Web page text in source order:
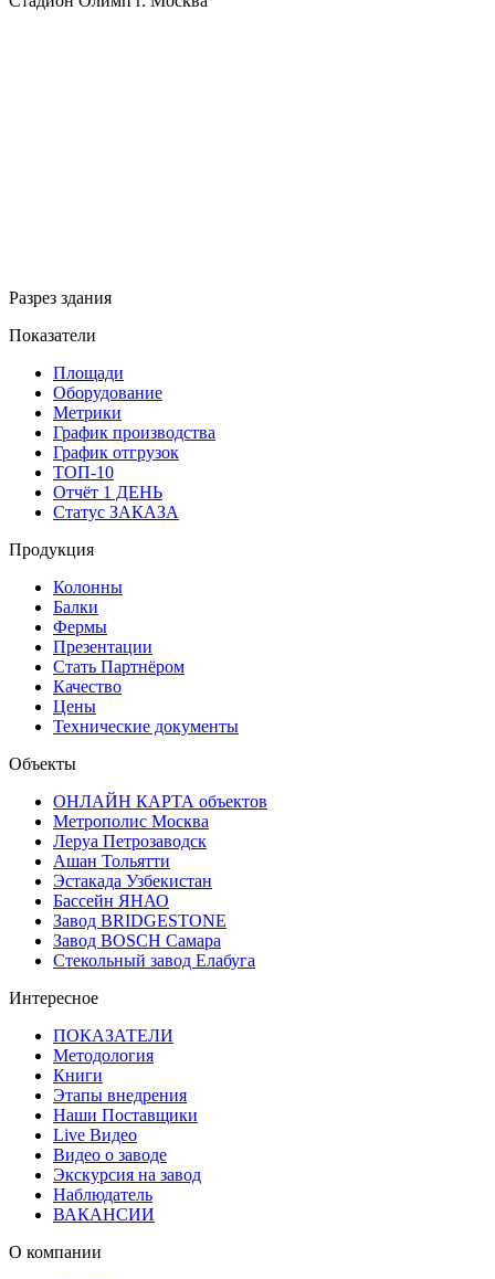
Разрез здания
Показатели
Площади
Оборудование
Метрики
График производства
График отгрузок
ТОП-10
Отчёт 1 ДЕНЬ
Статус ЗАКАЗА
Продукция
Колонны
Балки
Фермы
Презентации
Стать Партнёром
Качество
Цены
Технические документы
Объекты
ОНЛАЙН КАРТА объектов
Метрополис Москва
Леруа Петрозаводск
Ашан Тольятти
Эстакада Узбекистан
Бассейн ЯНАО
Завод BRIDGESTONE
Завод BOSCH Самара
Стекольный завод Елабуга
Интересное
ПОКАЗАТЕЛИ
Методология
Книги
Этапы внедрения
Наши Поставщики
Live Видео
Видео о заводе
Экскурсия на завод
Наблюдатель
ВАКАНСИИ
О компании